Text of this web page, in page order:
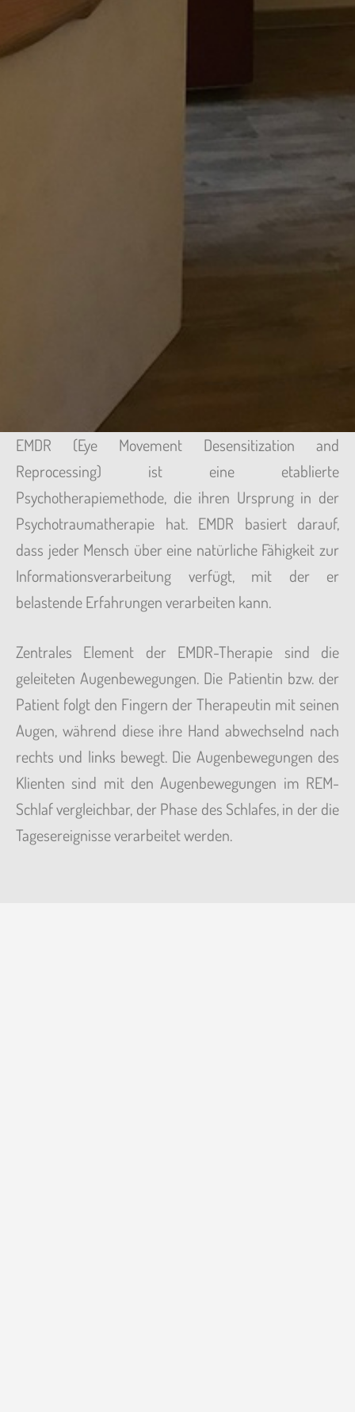
EMDR
EMDR (Eye Movement Desensitization and
Reprocessing) ist eine etablierte
Psychotherapiemethode, die ihren Ursprung in der
Psychotraumatherapie hat. EMDR basiert darauf,
dass jeder Mensch über eine natürliche Fähigkeit zur
Informationsverarbeitung verfügt, mit der er
belastende Erfahrungen verarbeiten kann.
Zentrales Element der EMDR-Therapie sind die
geleiteten Augenbewegungen. Die Patientin bzw. der
Patient folgt den Fingern der Therapeutin mit seinen
Augen, während diese ihre Hand abwechselnd nach
rechts und links bewegt. Die Augenbewegungen des
Klienten sind mit den Augenbewegungen im REM-
Schlaf vergleichbar, der Phase des Schlafes, in der die
Tagesereignisse verarbeitet werden.